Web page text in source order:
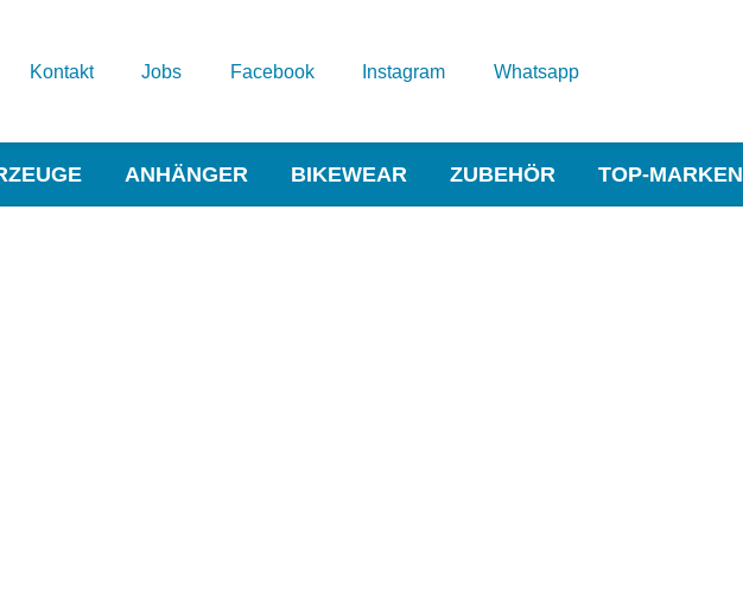
Kontakt Jobs Facebook Instagram Whatsapp
ANHÄNGER BIKEWEAR ZUBEHÖR TOP-MARKEN